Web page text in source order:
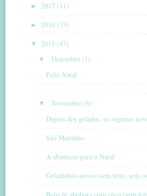
► 2017 (11)
► 2016 (33)
▼ 2015 (47)
▼
Dezembro (1)
Feliz Natal
▼
Novembro (6)
Depois dos gelados, os iogurtes
São Martinho
A abastecer para o Natal
Geladinhos novos (sem leite, sem